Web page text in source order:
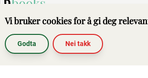
Vi bruker cookies for å gi deg
Godta Nei takk
Næringspark
Aurskog
917 634 327